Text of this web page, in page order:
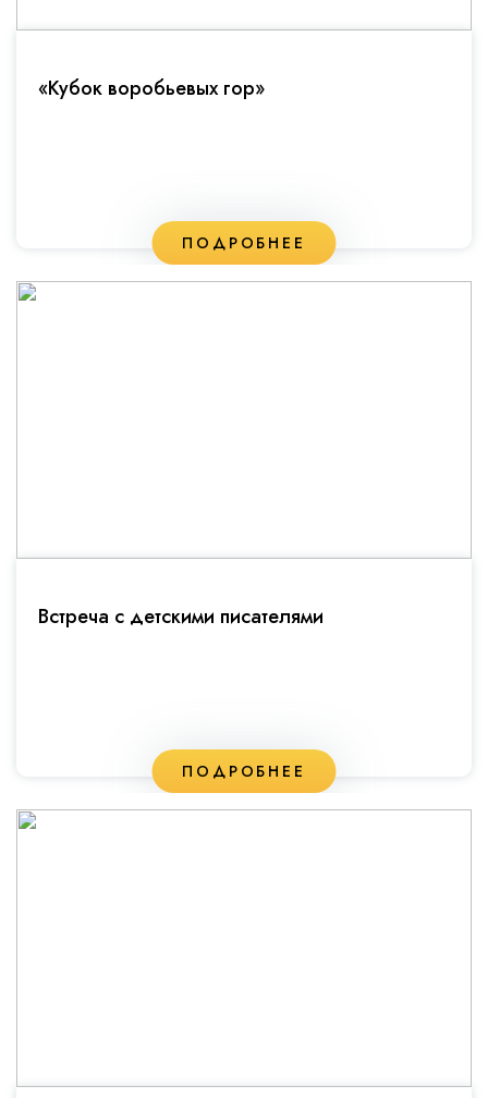
«Кубок воробьевых гор»
ПОДРОБНЕЕ
Встреча с детскими писателями
ПОДРОБНЕЕ